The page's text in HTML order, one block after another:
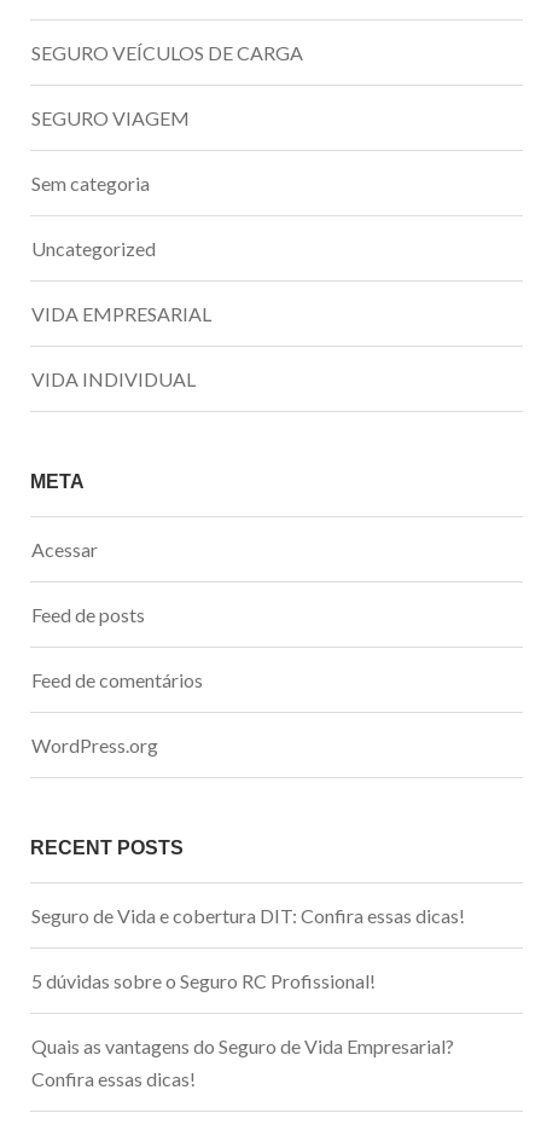
SEGURO VEÍCULOS DE CARGA
SEGURO VIAGEM
Sem categoria
Uncategorized
VIDA EMPRESARIAL
VIDA INDIVIDUAL
META
Acessar
Feed de posts
Feed de comentários
WordPress.org
RECENT POSTS
Seguro de Vida e cobertura DIT: Confira essas dicas!
5 dúvidas sobre o Seguro RC Profissional!
Quais as vantagens do Seguro de Vida Empresarial?
Confira essas dicas!